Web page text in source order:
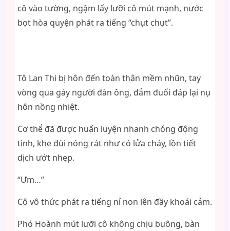
cô vào tường, ngậm lấy lưỡi cô mút mạnh, nước
bọt hòa quyện phát ra tiếng “chụt chụt”.
Tô Lan Thi bị hôn đến toàn thân mềm nhũn, tay
vòng qua gáy người đàn ông, đắm đuối đáp lại nụ
hôn nồng nhiệt.
Cơ thể đã được huấn luyện nhanh chóng động
tình, khe đùi nóng rát như có lửa cháy, lồn tiết
dịch ướt nhẹp.
“Ưm…”
Cô vô thức phát ra tiếng nỉ non lên đầy khoái cảm.
Phó Hoành mút lưỡi cô không chịu buông, bàn